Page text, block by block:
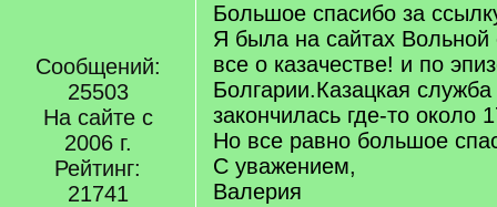
Сообщений:
25503
На сайте с
2006 г.
Рейтинг:
21741
Большое спасибо за
Я была на сайтах Вольной
все о казачестве! и по
Болгарии.Казацкая
закончилась где-то около
Но все равно большое
С уважением,
Валерия